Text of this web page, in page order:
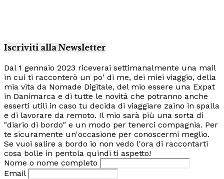
Iscriviti alla Newsletter
Dal 1 gennaio 2023 riceverai settimanalmente una mail
in cui ti racconterò un po' di me, dei miei viaggio, della
mia vita da Nomade Digitale, del mio essere una Expat
in Danimarca e di tutte le novità che potranno anche
esserti utili in caso tu decida di viaggiare zaino in spalla
e di lavorare da remoto. Il mio sarà più una sorta di
"diario di bordo" e un modo per tenerci compagnia. Per
te sicuramente un'occasione per conoscermi meglio.
Se vuoi salire a bordo io non vedo l'ora di raccontarti
cosa bolle in pentola quindi ti aspetto!
Nome o nome completo
Email